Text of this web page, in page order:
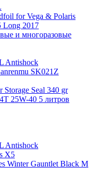
for Vega & Polaris
Long 2017
и многоразовые
Antishock
SK021Z
Seal 340 gr
25W-40 5 литров
Antishock
X5
Winter Gauntlet Black M